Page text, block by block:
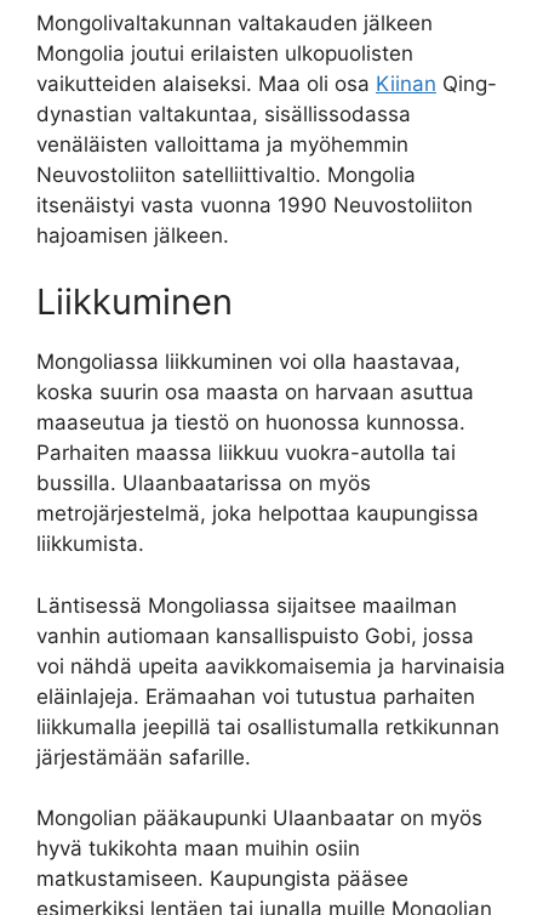
Mongolivaltakunnan valtakauden jälkeen
Mongolia joutui erilaisten ulkopuolisten
vaikutteiden alaiseksi. Maa oli osa Kiinan Qing-
dynastian valtakuntaa, sisällissodassa
venäläisten valloittama ja myöhemmin
Neuvostoliiton satelliittivaltio. Mongolia
itsenäistyi vasta vuonna 1990 Neuvostoliiton
hajoamisen jälkeen.
Liikkuminen
Mongoliassa liikkuminen voi olla haastavaa,
koska suurin osa maasta on harvaan asuttua
maaseutua ja tiestö on huonossa kunnossa.
Parhaiten maassa liikkuu vuokra-autolla tai
bussilla. Ulaanbaatarissa on myös
metrojärjestelmä, joka helpottaa kaupungissa
liikkumista.
Läntisessä Mongoliassa sijaitsee maailman
vanhin autiomaan kansallispuisto Gobi, jossa
voi nähdä upeita aavikkomaisemia ja harvinaisia
eläinlajeja. Erämaahan voi tutustua parhaiten
liikkumalla jeepillä tai osallistumalla retkikunnan
järjestämään safarille.
Mongolian pääkaupunki Ulaanbaatar on myös
hyvä tukikohta maan muihin osiin
matkustamiseen. Kaupungista pääsee
esimerkiksi lentäen tai junalla muille Mongolian